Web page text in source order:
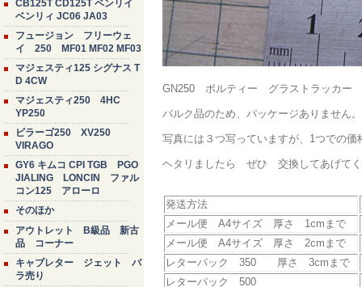
CB125T CD125T ベンリイ
ベンリィ JC06 JA03
フュージョン フリーウェ
イ 250 MF01 MF02 MF03
マジェスティ125 シグナス T
D 4CW
マジェスティ250 4HC
YP250
ビラーゴ250 XV250
VIRAGO
GY6 キムコ CPI TGB PGO
JIALING LONCIN ファル
コン125 アローロ
そのほか
アウトレット B級品 新古
品 コーナー
キャブレター ジェット バ
ラ売り
GN250 ボルティー グラストラッカ
バルク品のため、パッケージありません。
写真には３つ写っていますが、1つでの価
ヘタリましたら ぜひ 交換してあげてく
発送方法
メール便 A4サイズ 厚さ 1cmまで
メール便 A4サイズ 厚さ 2cmまで
レターパック 350 厚さ 3cmまで
レターパック 500